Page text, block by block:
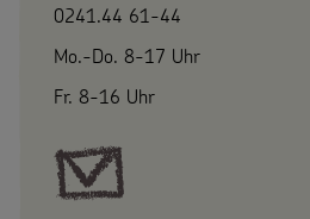
0241.44 61-44
Mo.-Do. 8-17 Uhr
Fr. 8-16 Uhr